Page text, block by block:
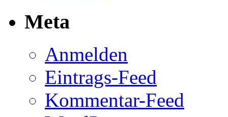
Meta
Anmelden
Eintrags-Feed
Kommentar-Feed